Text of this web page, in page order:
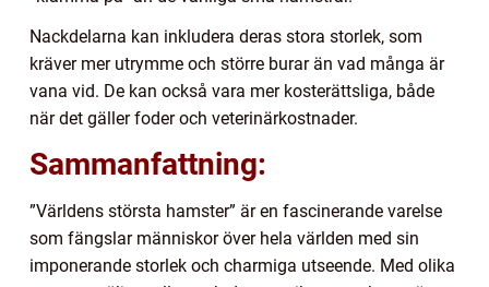
Nackdelarna kan inkludera deras stora storlek, som
kräver mer utrymme och större burar än vad många är
vana vid. De kan också vara mer kosterättsliga, både
när det gäller foder och veterinärkostnader.
Sammanfattning:
”Världens största hamster” är en fascinerande varelse
som fängslar människor över hela världen med sin
imponerande storlek och charmiga utseende. Med olika